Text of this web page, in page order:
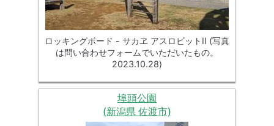
ロッキングボード - サカヱ アスロビットⅡ (写真
は問い合わせフォームでいただいたもの。
2023.10.28)
埠頭公園
(新潟県 佐渡市)